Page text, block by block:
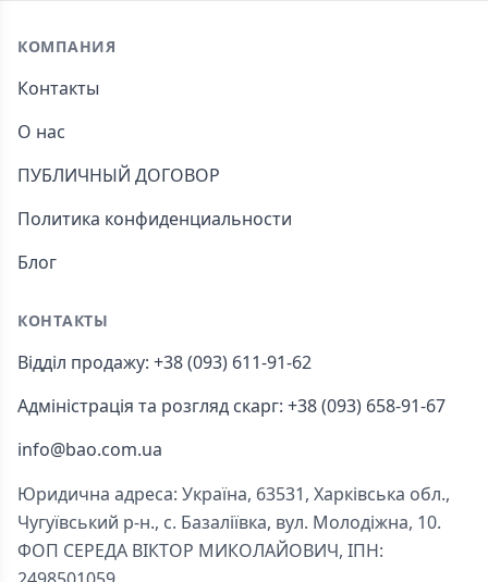
Footer
КОМПАНИЯ
Контакты
О нас
ПУБЛИЧНЫЙ ДОГОВОР
Политика конфиденциальности
Блог
КОНТАКТЫ
Відділ продажу: +38 (093) 611-91-62
Адміністрація та розгляд скарг: +38 (093) 658-91-67
info@bao.com.ua
Юридична адреса: Україна, 63531, Харківська обл.,
Чугуївський р-н., с. Базаліївка, вул. Молодіжна, 10.
ФОП СЕРЕДА ВІКТОР МИКОЛАЙОВИЧ, ІПН: